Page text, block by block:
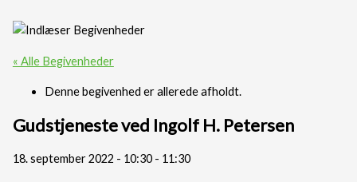
« Alle Begivenheder
Denne begivenhed er allerede afholdt.
Gudstjeneste ved Ingolf H. Petersen
18. september 2022 - 10:30- 11:30